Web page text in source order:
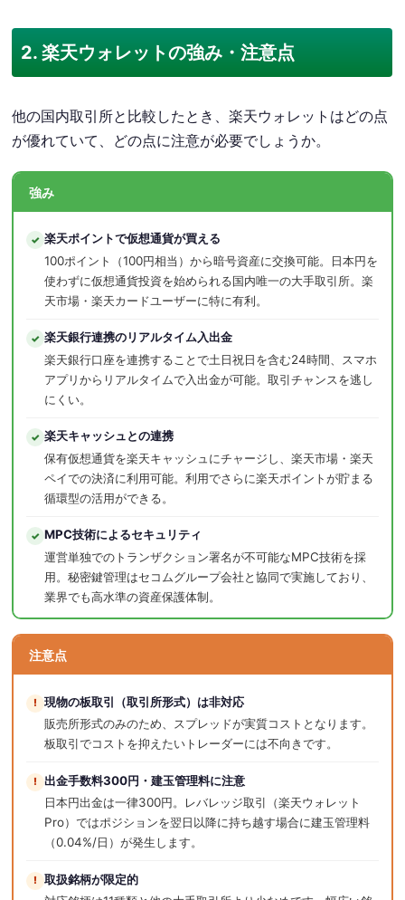
2. 楽天ウォレットの強み・注意点
他の国内取引所と比較したとき、楽天ウォレットはどの点
が優れていて、どの点に注意が必要でしょうか。
強み
✓ 楽天ポイントで仮想通貨が買える
100ポイント（100円相当）から暗号資産に交換可能。日本円を
使わずに仮想通貨投資を始められる国内唯一の大手取引所。楽
天市場・楽天カードユーザーに特に有利。
✓ 楽天銀行連携のリアルタイム入出金
楽天銀行口座を連携することで土日祝日を含む24時間、スマホ
アプリからリアルタイムで入出金が可能。取引チャンスを逃し
にくい。
✓ 楽天キャッシュとの連携
保有仮想通貨を楽天キャッシュにチャージし、楽天市場・楽天
ペイでの決済に利用可能。利用でさらに楽天ポイントが貯まる
循環型の活用ができる。
✓ MPC技術によるセキュリティ
運営単独でのトランザクション署名が不可能なMPC技術を採
用。秘密鍵管理はセコムグループ会社と協同で実施しており、
業界でも高水準の資産保護体制。
注意点
!
現物の板取引（取引所形式）は非対応
販売所形式のみのため、スプレッドが実質コストとなります。
板取引でコストを抑えたいトレーダーには不向きです。
!
出金手数料300円・建玉管理料に注意
日本円出金は一律300円。レバレッジ取引（楽天ウォレット
Pro）ではポジションを翌日以降に持ち越す場合に建玉管理料
（0.04%/日）が発生します。
!
取扱銘柄が限定的